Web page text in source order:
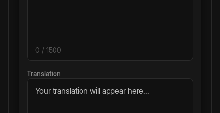
0 / 1500
Translation
Your translation will appear here...